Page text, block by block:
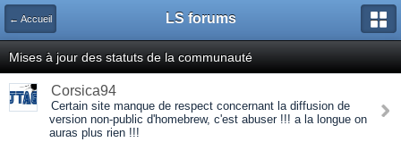
← Accueil LS forums
Mises à jour des statuts de la communauté
Corsica94
Certain site manque de respect concernant la diffusion de
version non-public d'homebrew, c'est abuser !!! a la longue on
auras plus rien !!!